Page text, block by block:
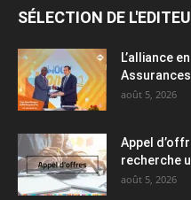
SÉLECTION DE
L’alliance
août 5, 2026
Appel
recherche
août 5, 2026